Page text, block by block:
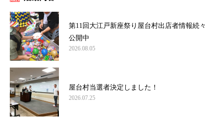
第11回大江戸新座祭り屋台村出店者情報続々
公開中
2026.08.05
屋台村当選者決定しました！
2026.07.25